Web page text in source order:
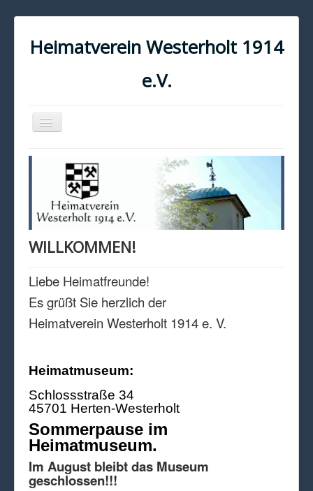
Heimatverein Westerholt 1914
e.V.
Navigation
an/aus
KONTAKT
IMPRESSUM
DATENSCHUTZ
WILLKOMMEN!
Liebe Heimatfreunde!
Es grüßt Sie herzlich der
Heimatverein Westerholt 1914 e. V.
Heimatmuseum:
Schlossstraße 34
45701 Herten-Westerholt
Sommerpause im
Heimatmuseum.
Im August bleibt das Museum
geschlossen!!!